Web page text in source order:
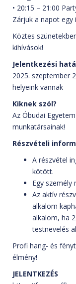
• 20:15 – 21:00
Zárjuk a napot egy
Köztes
kihívások!
Jelentkezési
2025. szeptember
helyeink vannak
Kiknek szól?
Az Óbudai
munkatársainak!
Részvételi
A részvétel
kötött.
Egy személy
Az aktív
alkalom
alkalom, ha
testnevelés
Profi hang- és
élmény!
JELENTKEZÉS